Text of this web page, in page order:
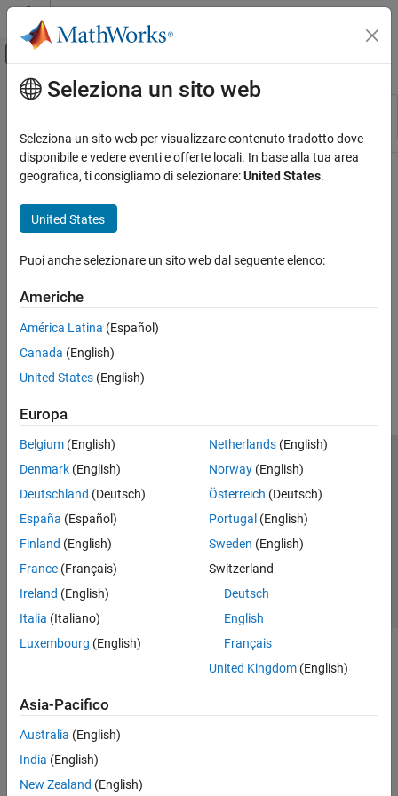
Vai al contenuto
Attiva/disattiva menu di navigazione
Risorsa
Stato
Contenuto principale
Seleziona un sito web
Seleziona un sito web per visualizzare contenuto tradotto dove
disponibile e vedere eventi e offerte locali. In base alla tua area
geografica, ti consigliamo di selezionare:United States.
United States
Puoi anche selezionare un sito web dal seguente elenco:
Americhe
América Latina (Español)
Canada (English)
United States (English)
Europa
Belgium (English)
Denmark (English)
Deutschland (Deutsch)
España (Español)
Finland (English)
France (Français)
Ireland (English)
Italia (Italiano)
Luxembourg (English)
Netherlands(English)
Norway(English)
Österreich (Deutsch)
Portugal (English)
Sweden (English)
Switzerland
Deutsch
English
Français
United Kingdom(English)
Asia-Pacifico
Australia (English)
India (English)
New Zealand (English)
Centro di fiducia
Informativa sulla privacy
Antipirateria
Stato dell'applicazione
Contatti
© 1994-2026 The MathWorks, Inc.